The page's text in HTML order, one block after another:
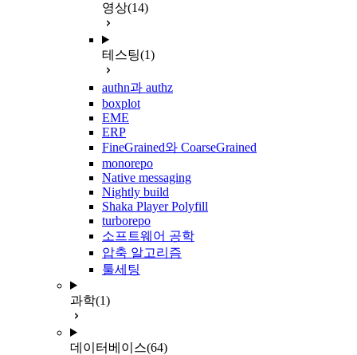
영상(14)
테스팅(1)
authn과 authz
boxplot
EME
ERP
FineGrained와 CoarseGrained
monorepo
Native messaging
Nightly build
Shaka Player Polyfill
turborepo
소프트웨어 공학
압축 알고리즘
툴세팅
과학(1)
데이터베이스(64)